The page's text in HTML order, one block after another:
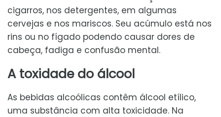
cigarros, nos detergentes, em algumas
cervejas e nos mariscos. Seu acúmulo está nos
rins ou no fígado podendo causar dores de
cabeça, fadiga e confusão mental.
A toxidade do álcool
As bebidas alcoólicas contêm álcool etílico,
uma substância com alta toxicidade. Na